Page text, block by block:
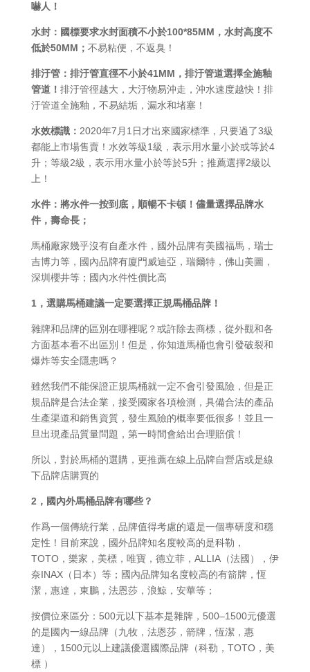
嚇人！
水封：國標要求水封面積不小於100*85MM，水封高度不
低於50MM； 不易粘便，不返臭！
排汙管：排汙管直徑不小於41MM，排汙管道選擇全施釉
管道！ 排汙管徑越大，大汙物易沖走，沖水速度越快！排
汙管道全施釉，不易結垢，漏水和堵塞！
水效標識： 2020年7月1日才出來國家標準，只要過了3級
都能上市場售賣！水效等級1級，表示用水量小於或等於4
升；等級2級，表示用水量小於等於5升；推薦選擇2級以
上！
水件：將水件一按到底，順暢不卡頓！儘量選擇品牌水
件，壽命長；
馬桶廠家幾乎沒有自產水件，國外品牌有美國福馬，瑞士
吉博力等，國內品牌有廈門威迪亞，瑞爾特，佛山美圖，
深圳櫻井等；國內水件性價比高
1，選購馬桶建議一定要選擇正規馬桶品牌！
雜牌和品牌的區別在哪裡呢？或許除去商標，從外觀和各
方面基本看不出區別！但是，你知道馬桶也會引發破裂和
爆炸等安全隱患嗎？
雖然我們不能保證正規馬桶就一定不會引發風險，但是正
規品牌是合法企業，接受國家各項檢測，具備合法的產品
生產渠道和銷售資質，發生風險的概率要低很多！並且一
旦出現產品質量問題，第一時間會給出合理賠償！
所以，對於馬桶的選購，更推薦在線上品牌自營店或是線
下品牌店購買的
2，國內外馬桶品牌有哪些？
作爲一個傳統行業，品牌值得考慮的還是一個專研度和穩
定性！目前來說，國外品牌知名度較高的是科勒，
TOTO，樂家，美標，唯寶，德立菲，ALLIA（法國），伊
奈INAX（日本）等；國內品牌知名度較高的有箭牌，恆
潔，惠達，東鵬，法恩莎，浪鯨，安華等；
按價位來區分：500元以下基本是雜牌，500–1500元優選
的是國內一線品牌（九牧，法恩莎，箭牌，恆潔，惠
達），1500元以上建議優選國際品牌（科勒，TOTO，美
標 ）